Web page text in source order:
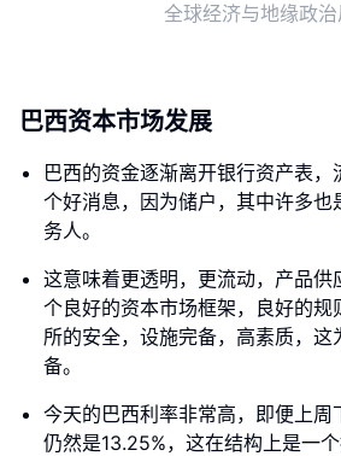
全球经济与地缘政
巴西资本市场发展
巴西的资金逐渐离开银行资产表，
个好消息，因为储户，其中许多也
务人。
这意味着更透明，更流动，产品供
个良好的资本市场框架，良好的规
所的安全，设施完备，高素质，这
备。
今天的巴西利率非常高，即便上周
仍然是13.25%，这在结构上是一个